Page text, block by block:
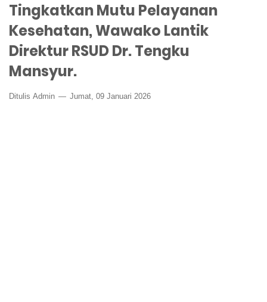
Tingkatkan Mutu Pelayanan
Kesehatan, Wawako Lantik
Direktur RSUD Dr. Tengku
Mansyur.
Ditulis Admin Jumat, 09 Januari 2026